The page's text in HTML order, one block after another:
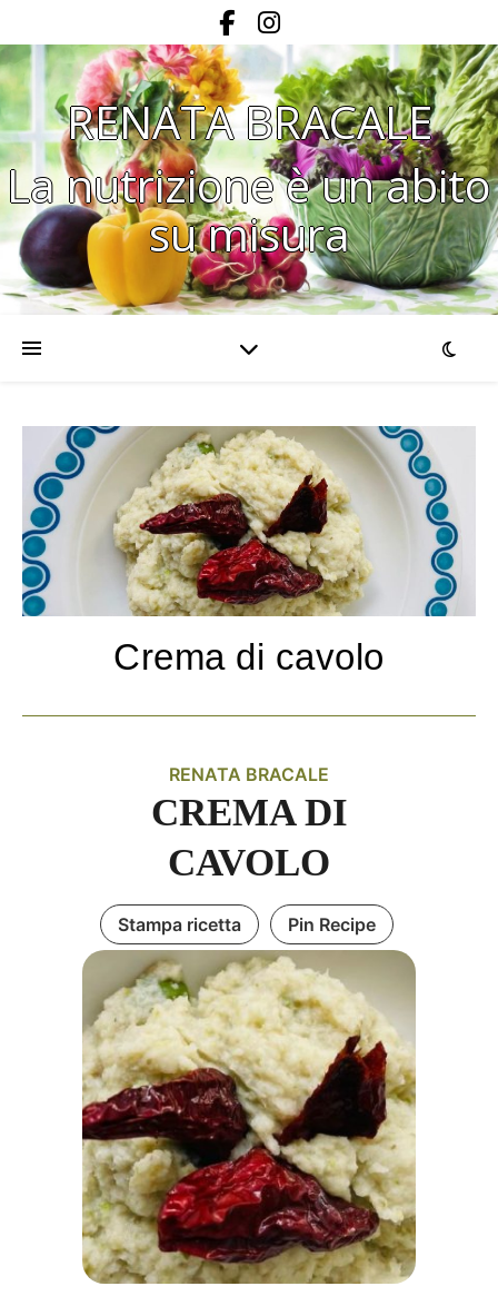
RENATA BRACALE
La nutrizione è un abito
su misura
Crema di cavolo
RENATA BRACALE
CREMA DI
CAVOLO
Stampa ricetta Pin Recipe